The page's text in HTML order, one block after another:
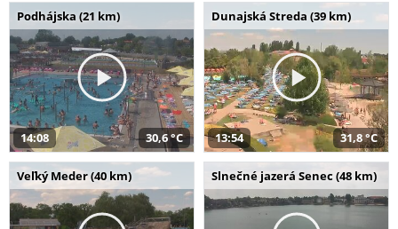
Podhájska (21 km)
14:08 30,6 °C
Dunajská Streda (39 km)
13:54 31,8 °C
Veľký Meder (40 km) Slnečné jazerá Senec (48 km)